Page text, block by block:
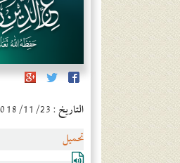
التاريخ : 2018/11/23
تحميل